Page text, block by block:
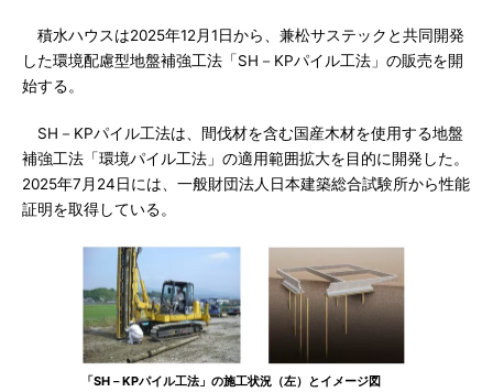
積水ハウスは2025年12月1日から、兼松サステックと共同開発
した環境配慮型地盤補強工法「SH－KPパイル工法」の販売を開
始する。
SH－KPパイル工法は、間伐材を含む国産木材を使用する地盤
補強工法「環境パイル工法」の適用範囲拡大を目的に開発した。
2025年7月24日には、一般財団法人日本建築総合試験所から性能
証明を取得している。
「SH－KPパイル工法」の施工状況（左）とイメージ図